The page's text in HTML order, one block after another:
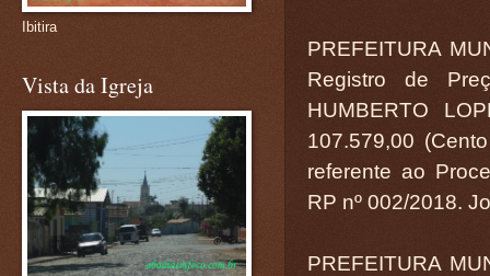
PREFEITURA
Registro de
HUMBERTO
107.579,00
referente ao
RP nº 002/2018.
PREFEITURA
Ibitira
Vista da Igreja